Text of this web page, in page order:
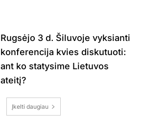
Rugsėjo 3 d. Šiluvoje vyksianti
konferencija kvies diskutuoti:
ant ko statysime Lietuvos
ateitį?
Įkelti daugiau